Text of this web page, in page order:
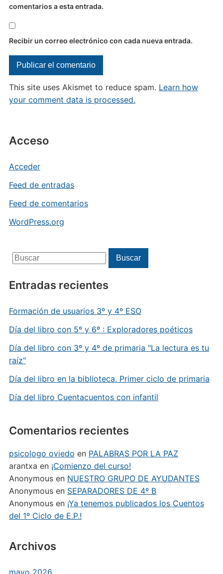
Acceso
Acceder
Feed de entradas
Feed de comentarios
WordPress.org
Buscar: Buscar
Entradas recientes
Formación de usuarios 3º y 4º ESO
Día del libro con 5º y 6º : Exploradores poéticos
Día del libro con 3º y 4º de primaria "La lectura es tu
raíz"
Día del libro en la biblioteca. Primer ciclo de primaria
Día del libro Cuentacuentos con infantil
Comentarios recientes
psicologo oviedo en PALABRAS POR LA PAZ
arantxa en ¡Comienzo del curso!
Anonymousen NUESTRO GRUPO DE AYUDANTES
Anonymousen SEPARADORES DE 4º B
Anonymousen ¡Ya tenemos publicados los Cuentos
del 1º Ciclo de E.P.!
Archivos
mayo 2026
comentarios a esta entrada.
Recibir un correo electrónico con cada nueva entrada.
This site uses Akismet to reduce spam. Learn how
your comment data is processed.